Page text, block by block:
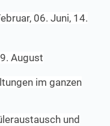
06. Juni, 14.
August
im ganzen
und